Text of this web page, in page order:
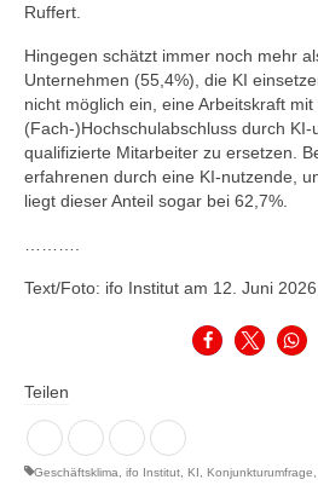
Ruffert.
Hingegen schätzt immer noch mehr
Unternehmen (55,4%), die KI
nicht möglich ein, eine Arbeitskraft mit
(Fach-)Hochschulabschluss durch
qualifizierte Mitarbeiter zu ersetzen.
erfahrenen durch eine KI-nutzende,
liegt dieser Anteil sogar bei 62,7%.
……….
Text/Foto: ifo Institut am 12. Juni 2026
Teilen
Geschäftsklima, ifo Institut, KI , Konjunkturumfrage,